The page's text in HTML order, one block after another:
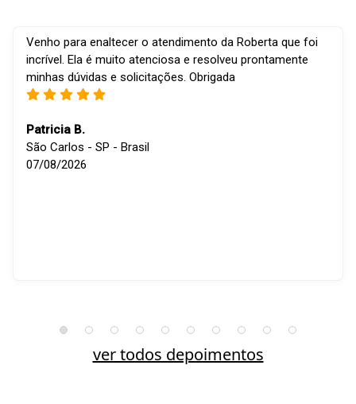
Venho para enaltecer o atendimento da Roberta que foi
incrível. Ela é muito atenciosa e resolveu prontamente
minhas dúvidas e solicitações. Obrigada
Patricia B.
São Carlos - SP - Brasil
07/08/2026
ver todos depoimentos